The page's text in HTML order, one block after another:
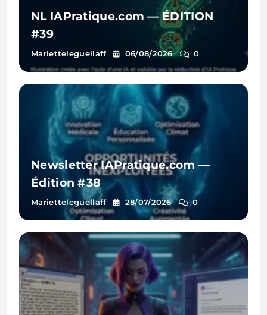
NL IAPratique.com — ÉDITION
#39
Marietteleguellaff 06/08/2026 0
Newsletter IAPratique.com —
Édition #38
Marietteleguellaff 28/07/2026 0